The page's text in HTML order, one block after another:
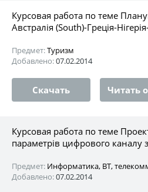
Курсовая работа по теме
Австралія (South)-Греція-
Предмет:Туризм
Добавлено:07.02.2014
Скачать Читать
Курсовая работа по теме
параметрів цифрового каналу
Предмет: Информатика, ВТ,
Добавлено:07.02.2014